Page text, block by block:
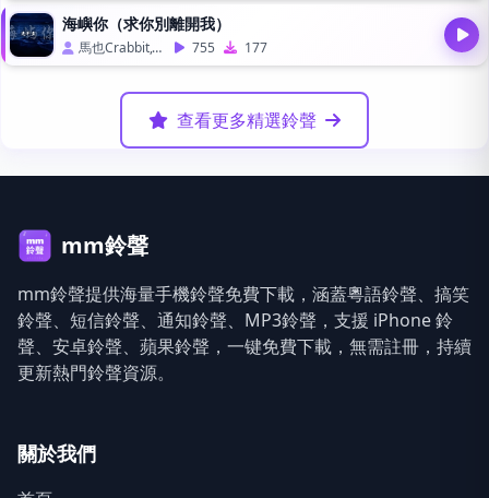
海嶼你（求你別離開我）
馬也Crabbit,Cole先生 755 177
查看更多精選鈴聲
mm鈴聲
mm鈴聲提供海量手機鈴聲免費下載，涵蓋粵語鈴聲、搞笑
鈴聲、短信鈴聲、通知鈴聲、MP3鈴聲，支援 iPhone 鈴
聲、安卓鈴聲、蘋果鈴聲，一键免費下載，無需註冊，持續
更新熱門鈴聲資源。
關於我們